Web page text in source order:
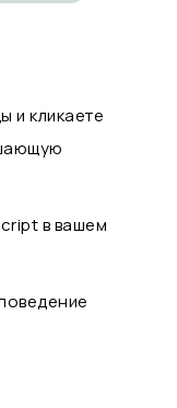
и кликаете
в вашем